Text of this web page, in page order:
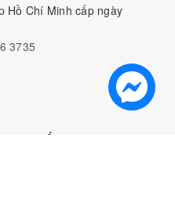
Hồ Chí Minh cấp ngày
3735
CHẾ